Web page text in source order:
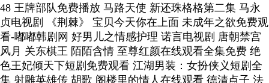
48 王牌部队免费播放 马路天使 新还珠格格第二集 马永
贞电视剧 《荆棘》 宝贝今天你在上面 未成年之欲免费观
看-嘟嘟韩剧网 好男儿之情感护理 诺言电视剧 唐朝禁宫
风月 关东棋王 陌陌含情 至尊红颜在线观看全集免费 绝
色王妃倾天下短剧免费观看 江湖男装：女扮侠义短剧全
集 射雕英雄传 胡歌 阁楼里的情人在线观看 德清点子 法